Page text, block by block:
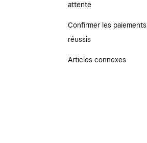
attente
Confirmer les paiements
réussis
Articles connexes